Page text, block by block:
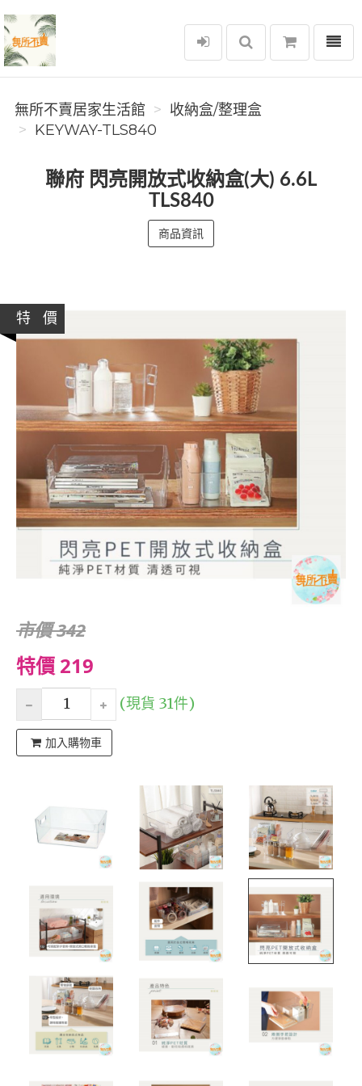
無所不賣居家生活館
選單
無所不賣居家生活館
收納盒/整理盒
KEYWAY-TLS840
聯府 閃亮開放式收納盒(大) 6.6L
TLS840
商品資訊
特 價
市價 342
特價 219
(現貨 31件)
加入購物車